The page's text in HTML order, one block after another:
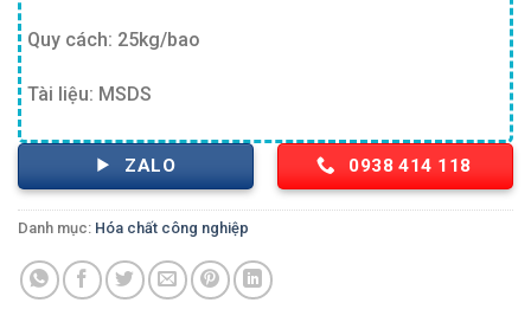
Quy cách: 25kg/bao
Tài liệu: MSDS
ZALO 0938 414 118
Danh mục: Hóa chất công nghiệp